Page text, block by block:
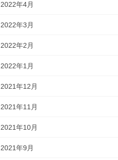
2022年4月
2022年3月
2022年2月
2022年1月
2021年12月
2021年11月
2021年10月
2021年9月